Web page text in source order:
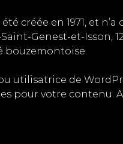
été créée en 1971, et
Genest-et-Isson,
bouzemontoise.
utilisatrice de
pour votre contenu.